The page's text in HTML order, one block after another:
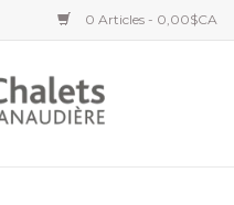
0 Articles - 0,00$CA